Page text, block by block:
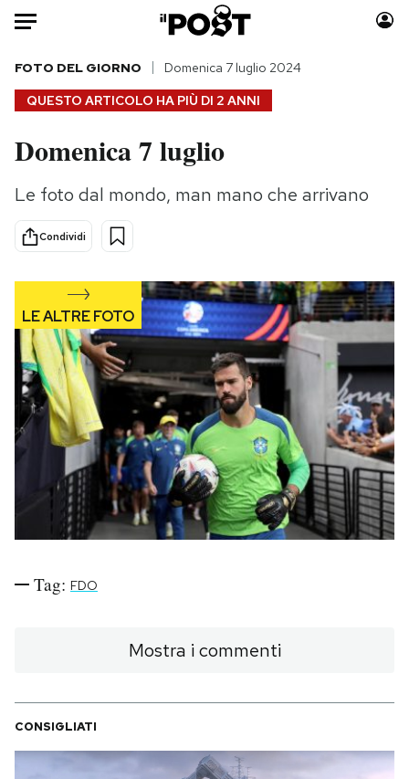
Auto
HOME
Italia
Politica
Tecnologia
Scienza
Cultura
Economia
Sport
Consumismi
Media
Europa
Altrecose
Mondiali calcio 2026
PODCAST
NEWSLETTER
QUESTO ARTICOLO HA PIÙ DI 2 ANNI
FOTO DEL GIORNO Domenica 7 luglio 2024
Domenica 7 luglio
Le foto dal mondo, man mano che arrivano
Condividi
Tag: FDO
Mostra i commenti
CONSIGLIATI